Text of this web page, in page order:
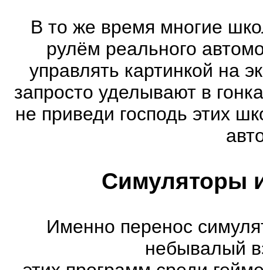
В то же время многие
рулём реального
управлять картинкой на
запросто уделывают в
не приведи господь этих
Симуляторы
Именно перенос
небывалый